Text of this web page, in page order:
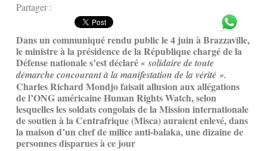
Partager :
Dans un communiqué rendu public le 4 juin à Brazzaville,
le ministre à la présidence de la République chargé de la
Défense nationale s’est déclaré« solidaire de toute
démarche concourant à la manifestation de la vérité ».
Charles Richard Mondjo faisait allusion aux allégations
de l’ONG américaine Human Rights Watch, selon
lesquelles les soldats congolais de la Mission internationale
de soutien à la Centrafrique (Misca) auraient enlevé, dans
la maison d’un chef de milice anti-balaka, une dizaine de
personnes disparues à ce jour